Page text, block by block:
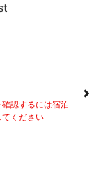
認するには宿泊
てください